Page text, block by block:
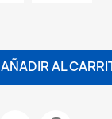
AÑADIR AL